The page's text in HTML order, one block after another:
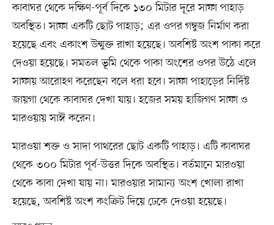
কাবাঘর থেকে দক্ষিণ-পূর্ব দিকে ১৩০ মিটার দূরে সাফা পাহাড়
অবস্থিত। সাফা একটি ছোট পাহাড়; এর ওপর গম্বুজ নির্মাণ করা
হয়েছে এবং একাংশ উন্মুক্ত রাখা হয়েছে। অবশিষ্ট অংশ পাকা করে
দেওয়া হয়েছে। সমতল ভূমি থেকে পাকা অংশের ওপর উঠে এলে
সাফায় আরোহণ করেছেন বলে ধরা হবে। সাফা পাহাড়ের নির্দিষ্ট
জায়গা থেকে কাবাঘর দেখা যায়। হজের সময় হাজিগণ সাফা ও
মারওয়ায় সাঈ করেন।
মারওয়া শক্ত ও সাদা পাথরের ছোট একটি পাহাড়। এটি কাবাঘর
থেকে ৩০০ মিটার পূর্ব-উত্তর দিকে অবস্থিত। বর্তমানে মারওয়া
থেকে কাবা দেখা যায় না। মারওয়ার সামান্য অংশ খোলা রাখা
হয়েছে, অবশিষ্ট অংশ কংক্রিট দিয়ে ঢেকে দেওয়া হয়েছে।